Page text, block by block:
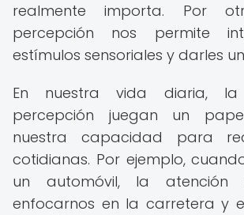
realmente importa. Por
percepción nos permite
estímulos sensoriales y darles
En nuestra vida diaria,
percepción juegan un
nuestra capacidad para
cotidianas. Por ejemplo,
un automóvil, la atención
enfocarnos en la carretera y